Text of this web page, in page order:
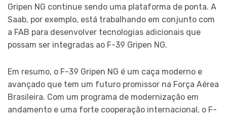
Gripen NG continue sendo uma plataforma de ponta. A
Saab, por exemplo, está trabalhando em conjunto com
a FAB para desenvolver tecnologias adicionais que
possam ser integradas ao F-39 Gripen NG.
Em resumo, o F-39 Gripen NG é um caça moderno e
avançado que tem um futuro promissor na Força Aérea
Brasileira. Com um programa de modernização em
andamento e uma forte cooperação internacional, o F-